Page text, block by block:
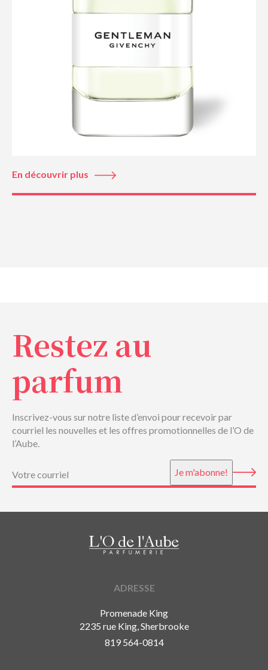
En découvrir plus
Restez au
parfum
Inscrivez-vous sur notre liste d’envoi pour recevoir par
courriel les nouvelles et les offres promotionnelles de l’O de
l’Aube.
Je m'abonne!
ADRESSE
Promenade King
2235 rue King, Sherbrooke
819 564-0814